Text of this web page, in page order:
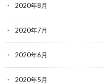
2020年8月
2020年7月
2020年6月
2020年5月